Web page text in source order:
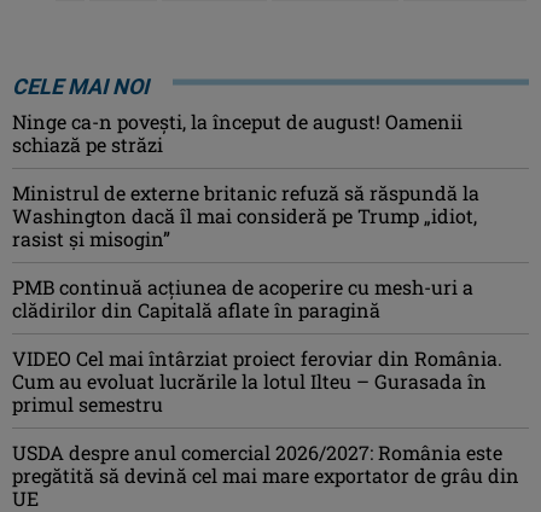
CELE MAI NOI
Ninge ca-n povești, la început de august! Oamenii
schiază pe străzi
Ministrul de externe britanic refuză să răspundă la
Washington dacă îl mai consideră pe Trump „idiot,
rasist şi misogin”
PMB continuă acțiunea de acoperire cu mesh-uri a
clădirilor din Capitală aflate în paragină
VIDEO Cel mai întârziat proiect feroviar din România.
Cum au evoluat lucrările la lotul Ilteu – Gurasada în
primul semestru
USDA despre anul comercial 2026/2027: România este
pregătită să devină cel mai mare exportator de grâu din
UE